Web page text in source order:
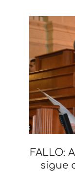
FALLO:
sigue